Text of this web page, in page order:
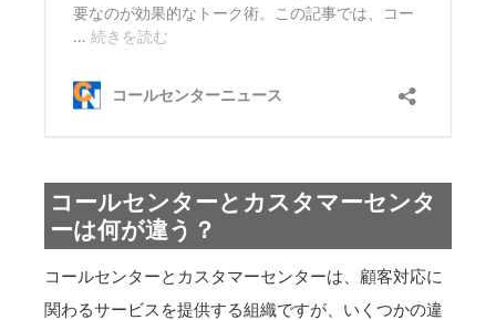
コールセンターとカスタマーセンタ
ーは何が違う？
コールセンターとカスタマーセンターは、顧客対応に
関わるサービスを提供する組織ですが、いくつかの違